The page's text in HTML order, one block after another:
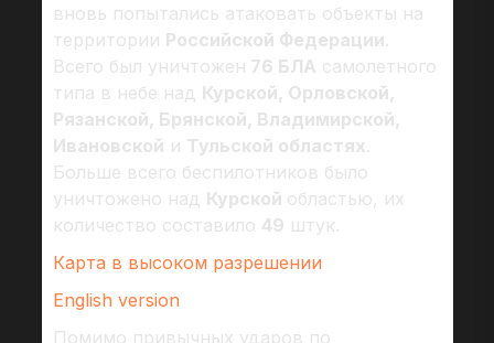
вновь попытались атаковать объекты на
территории Российской Федерации.
Всего был уничтожен 76 БЛА самолетного
типа в небе над Курской, Орловской,
Рязанской, Брянской, Владимирской,
Ивановской и Тульской областях.
Больше всего беспилотников было
уничтожено над Курской областью, их
количество составило 49 штук.
Карта в высоком разрешении
English version
Помимо привычных ударов по